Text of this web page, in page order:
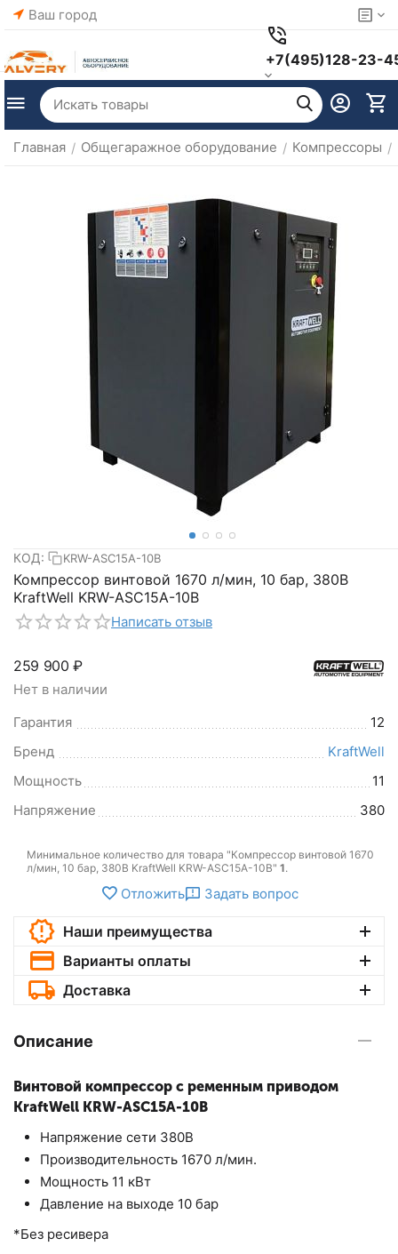
Ваш город
+7(495)128-23-
Главная / Общегаражное оборудование / Компрессоры /
КОД: KRW-ASC15A-10B
Компрессор винтовой 1670 л/мин, 10 бар, 380В
KraftWell KRW-ASC15A-10B
Написать отзыв
259 900 ₽
Нет в наличии
Гарантия
12
Бренд
KraftWell
Мощность
11
Напряжение
380
Минимальное количество для товара "Компрессор винтовой 1670
л/мин, 10 бар, 380В KraftWell KRW-ASC15A-10B" 1.
Отложить Задать вопрос
Наши преимущества
Варианты оплаты
Доставка
Описание
Винтовой компрессор c ременным приводом
KraftWell KRW-ASC15A-10B
Напряжение сети 380В
Производительность 1670 л/мин.
Мощность 11 кВт
Давление на выходе 10 бар
*Без ресивера